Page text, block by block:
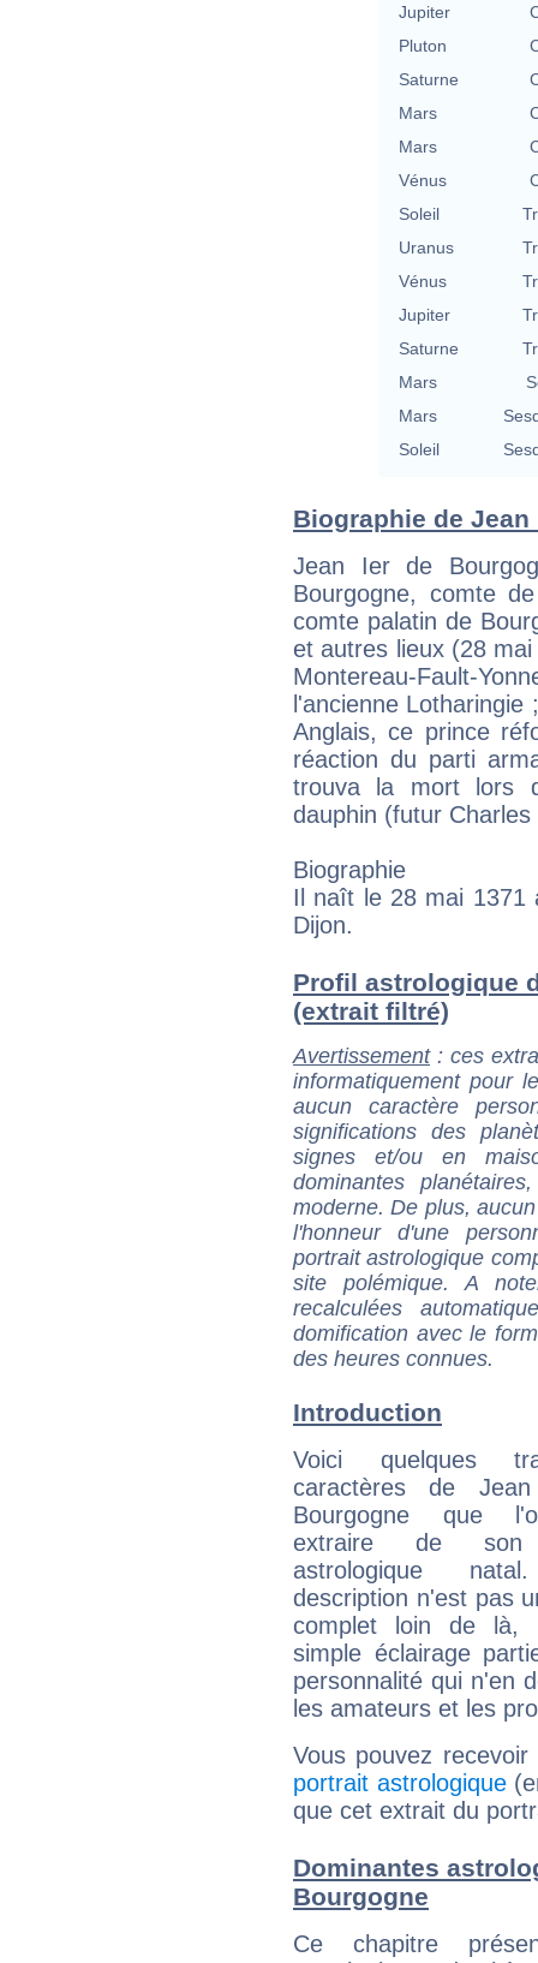
Jupiter
Pluton
Saturne
Mars
Mars
Vénus
Soleil
Uranus
Vénus
Jupiter
Saturne
Mars
Mars
Soleil
Biographie de
Jean Ier de
Bourgogne, comte
comte palatin de
et autres lieux (28
Montereau-Fault-
l'ancienne
Anglais, ce prince
réaction du parti
trouva la mort lors
dauphin (futur
Biographie
Il naît le 28 mai 1371
Dijon.
Profil astrologique
(extrait filtré)
Avertissement: ces
informatiquement pour
aucun caractère
significations des
signes et/ou en
dominantes
moderne. De plus,
l'honneur d'une
portrait astrologique
site polémique. A
recalculées
domification avec le
des heures connues.
Introduction
Voici quelques
caractères de
Bourgogne que
extraire de son
astrologique
description n'est pas
complet loin de là,
simple éclairage
personnalité qui n'en
les amateurs et les
Vous pouvez
portrait astrologique
que cet extrait du
Dominantes
Bourgogne
Ce chapitre